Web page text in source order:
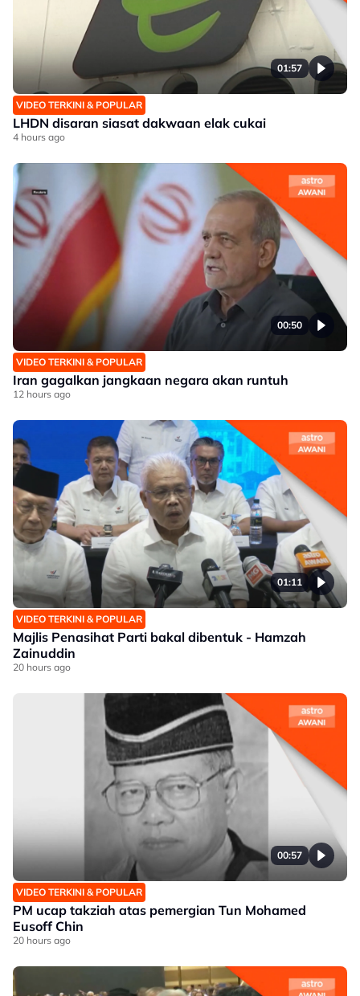
01:57
VIDEO TERKINI & POPULAR
LHDN disaran siasat dakwaan elak cukai
4 hours ago
00:50
VIDEO TERKINI & POPULAR
Iran gagalkan jangkaan negara akan runtuh
12 hours ago
01:11
VIDEO TERKINI & POPULAR
Majlis Penasihat Parti bakal dibentuk - Hamzah
Zainuddin
20 hours ago
00:57
VIDEO TERKINI & POPULAR
PM ucap takziah atas pemergian Tun Mohamed
Eusoff Chin
20 hours ago